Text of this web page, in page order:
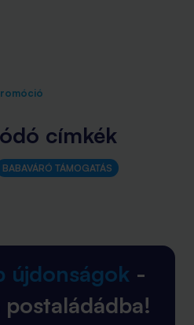
címkék
BABAVÁRÓ TÁMOGATÁS
újdonságok -
postaládádba!